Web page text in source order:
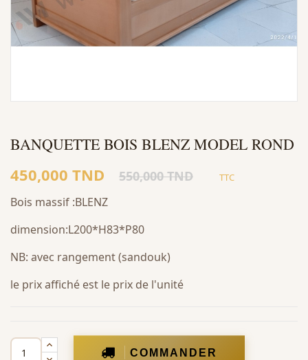
BANQUETTE BOIS BLENZ MODEL ROND
450,000 TND 550,000 TND TTC
Bois massif :BLENZ
dimension:L200*H83*P80
NB: avec rangement (sandouk)
le prix affiché est le prix de l'unité
COMMANDER